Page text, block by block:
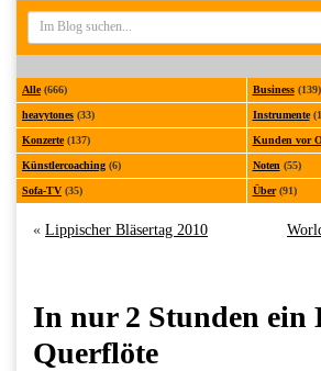
Alle(666) Business(139)
heavytones (33) Instrumente
Konzerte(137) Kunden vor
Künstlercoaching (6) Noten (55)
Sofa-TV (35) Über(91)
« Lippischer Bläsertag 2010
In nur 2 Stunden ein
Querflöte